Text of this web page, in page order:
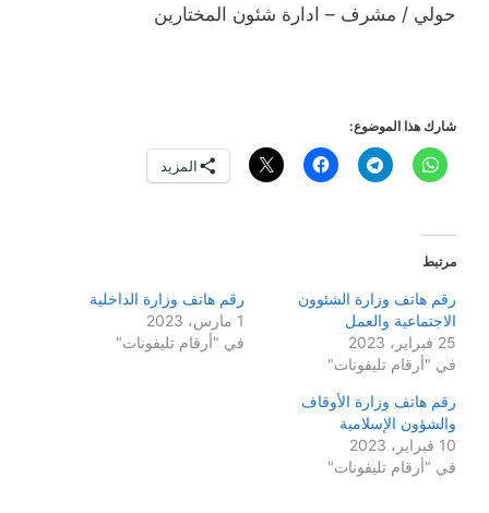
حولي / مشرف – ادارة شئون المختارين
شارك هذا الموضوع:
المزيد
مرتبط
رقم هاتف وزارة الشئوون
الاجتماعية والعمل
25 فبراير، 2023
في "أرقام تليفونات"
رقم هاتف وزارة الداخلية
1 مارس، 2023
في "أرقام تليفونات"
رقم هاتف وزارة الأوقاف
والشؤون الإسلامية
10 فبراير، 2023
في "أرقام تليفونات"